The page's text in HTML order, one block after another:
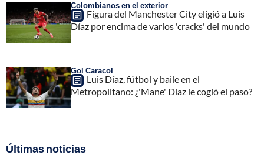
Colombianos en el exterior
Figura del Manchester City eligió a Luis
Díaz por encima de varios 'cracks' del mundo
Gol Caracol
Luis Díaz, fútbol y baile en el
Metropolitano: ¿'Mane' Díaz le cogió el paso?
Últimas noticias